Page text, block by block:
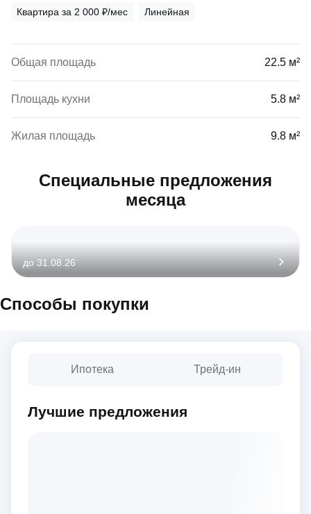
Квартира за 2 000 ₽/мес Линейная
Общая площадь 22.5 м²
Площадь кухни 5.8 м²
Жилая площадь 9.8 м²
Специальные предложения
месяца
до 31.08.26
Способы покупки
Ипотека Трейд-ин
Лучшие предложения